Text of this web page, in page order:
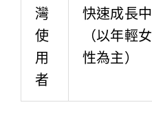
灣
使
用
者
快速成長中
（以年輕女
性為主）